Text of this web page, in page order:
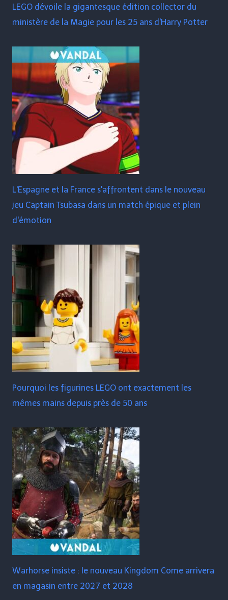
LEGO dévoile la gigantesque édition collector du
ministère de la Magie pour les 25 ans d'Harry Potter
L'Espagne et la France s'affrontent dans le nouveau
jeu Captain Tsubasa dans un match épique et plein
d'émotion
Pourquoi les figurines LEGO ont exactement les
mêmes mains depuis près de 50 ans
Warhorse insiste : le nouveau Kingdom Come arrivera
en magasin entre 2027 et 2028